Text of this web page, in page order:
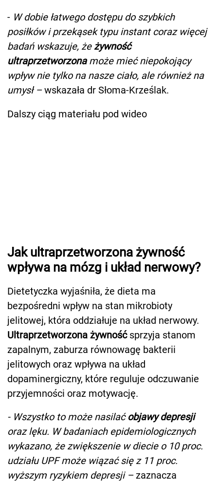
- W dobie łatwego dostępu do szybkich
posiłków i przekąsek typu instant coraz więcej
badań wskazuje, że żywność
ultraprzetworzonamoże mieć niepokojący
wpływ nie tylko na nasze ciało, ale również na
umysł –wskazała dr Słoma-Krześlak.
Dalszy ciąg materiału pod wideo
Jak ultraprzetworzona żywność
wpływa na mózg i układ nerwowy?
Dietetyczka wyjaśniła, że dieta ma
bezpośredni wpływ na stan mikrobioty
jelitowej, która oddziałuje na układ nerwowy.
Ultraprzetworzona żywnośćsprzyja stanom
zapalnym, zaburza równowagę bakterii
jelitowych oraz wpływa na układ
dopaminergiczny, które reguluje odczuwanie
przyjemności oraz motywację.
- Wszystko to może nasilać objawy depresji
oraz lęku. W badaniach epidemiologicznych
wykazano, że zwiększenie w diecie o 10 proc.
udziału UPF może wiązać się z 11 proc.
wyższym ryzykiem depresji –zaznacza